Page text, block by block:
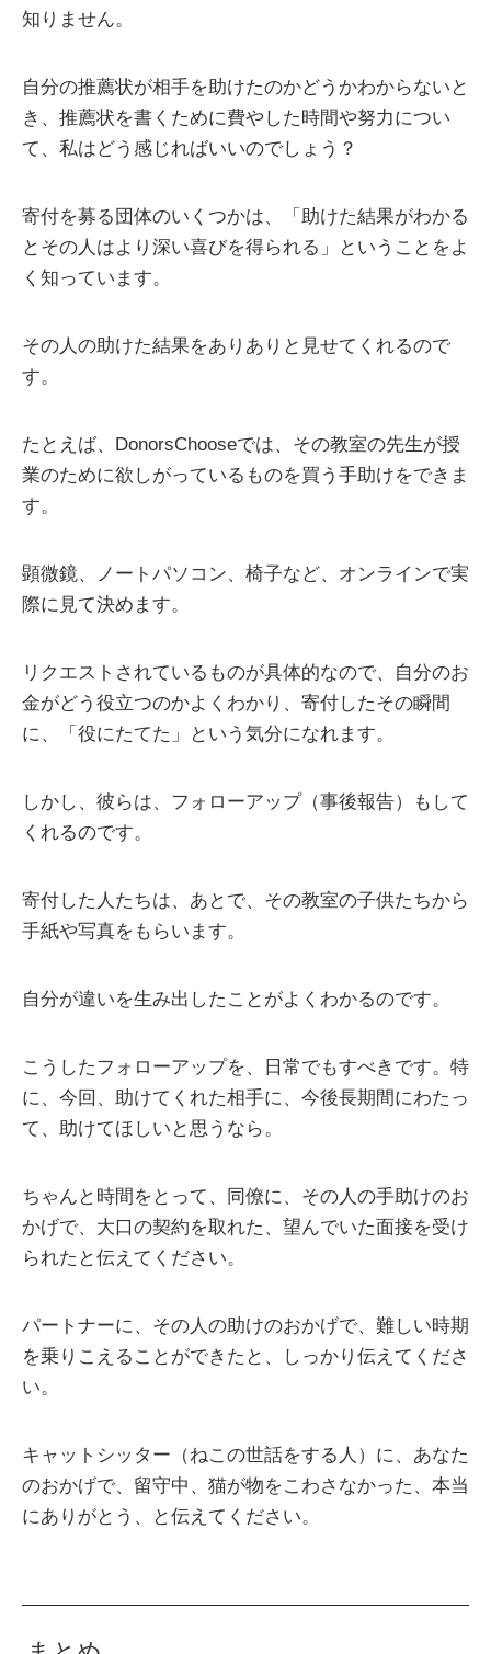
知りません。
自分の推薦状が相手を助けたのかどうかわからないと
き、推薦状を書くために費やした時間や努力につい
て、私はどう感じればいいのでしょう？
寄付を募る団体のいくつかは、「助けた結果がわかる
とその人はより深い喜びを得られる」ということをよ
く知っています。
その人の助けた結果をありありと見せてくれるので
す。
たとえば、DonorsChooseでは、その教室の先生が授
業のために欲しがっているものを買う手助けをできま
す。
顕微鏡、ノートパソコン、椅子など、オンラインで実
際に見て決めます。
リクエストされているものが具体的なので、自分のお
金がどう役立つのかよくわかり、寄付したその瞬間
に、「役にたてた」という気分になれます。
しかし、彼らは、フォローアップ（事後報告）もして
くれるのです。
寄付した人たちは、あとで、その教室の子供たちから
手紙や写真をもらいます。
自分が違いを生み出したことがよくわかるのです。
こうしたフォローアップを、日常でもすべきです。特
に、今回、助けてくれた相手に、今後長期間にわたっ
て、助けてほしいと思うなら。
ちゃんと時間をとって、同僚に、その人の手助けのお
かげで、大口の契約を取れた、望んでいた面接を受け
られたと伝えてください。
パートナーに、その人の助けのおかげで、難しい時期
を乗りこえることができたと、しっかり伝えてくださ
い。
キャットシッター（ねこの世話をする人）に、あなた
のおかげで、留守中、猫が物をこわさなかった、本当
にありがとう、と伝えてください。